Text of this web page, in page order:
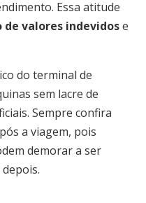
Essa atitude
de valores indevidose
do terminal de
sem lacre de
Sempre confira
a viagem, pois
demorar a ser